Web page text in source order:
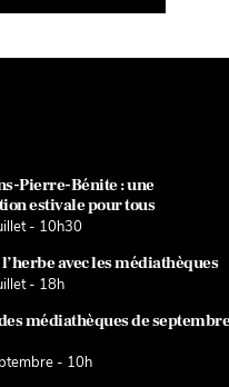
Pierre-Bénite : une
estivale pour tous
- 10h30
avec les médiathèques
- 18h
médiathèques de
- 10h